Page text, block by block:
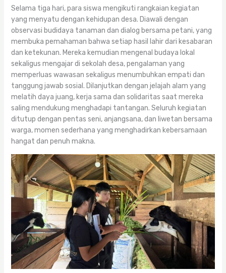
Selama tiga hari, para siswa mengikuti rangkaian kegiatan
yang menyatu dengan kehidupan desa. Diawali dengan
observasi budidaya tanaman dan dialog bersama petani, yang
membuka pemahaman bahwa setiap hasil lahir dari kesabaran
dan ketekunan. Mereka kemudian mengenal budaya lokal
sekaligus mengajar di sekolah desa, pengalaman yang
memperluas wawasan sekaligus menumbuhkan empati dan
tanggung jawab sosial. Dilanjutkan dengan jelajah alam yang
melatih daya juang, kerja sama dan solidaritas saat mereka
saling mendukung menghadapi tantangan. Seluruh kegiatan
ditutup dengan pentas seni, anjangsana, dan liwetan bersama
warga, momen sederhana yang menghadirkan kebersamaan
hangat dan penuh makna.